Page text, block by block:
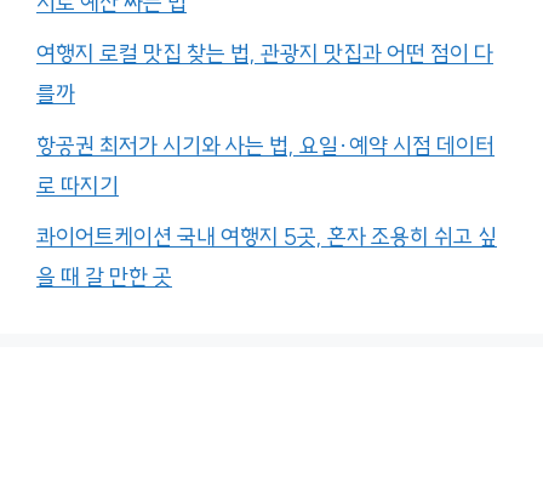
여행지 로컬 맛집 찾는 법, 관광지 맛집과 어떤 점이 다
를까
항공권 최저가 시기와 사는 법, 요일·예약 시점 데이터
로 따지기
콰이어트케이션 국내 여행지 5곳, 혼자 조용히 쉬고 싶
을 때 갈 만한 곳